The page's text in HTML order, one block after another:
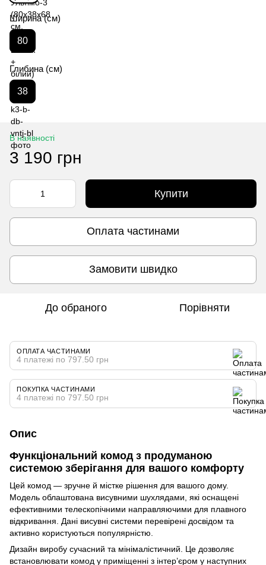
Ширина (см)
80
Глибина (см)
38
В наявності
3 190 грн
Купити
Оплата частинами
Замовити швидко
До обраного Порівняти
ОПЛАТА ЧАСТИНАМИ
4 платежі по 797.50 грн
ПОКУПКА ЧАСТИНАМИ
4 платежі по 797.50 грн
Опис
Функціональний комод з продуманою
системою зберігання для вашого комфорту
Цей комод — зручне й містке рішення для вашого дому.
Модель облаштована висувними шухлядами, які оснащені
ефективними телескопічними направляючими для плавного
відкривання. Дані висувні системи перевірені досвідом та
активно користуються популярністю.
Дизайн виробу сучасний та мінімалістичний. Це дозволяє
встановлювати комод у приміщенні з інтер’єром у наступних